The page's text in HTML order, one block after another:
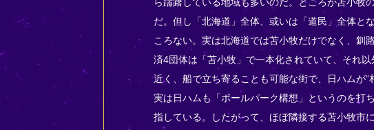
ら躊躇している地域も多いのだ。ところが苫小牧
だ。但し「北海道」全体、或いは「道民」全体と
ころない。実は北海道では苫小牧だけでなく、釧
済4団体は「苫小牧」で一本化されていて、それ
近く、船で立ち寄ることも可能な街で、日ハムが“
実は日ハムも「ボールパーク構想」というのを打
指している。したがって、ほぼ隣接する苫小牧